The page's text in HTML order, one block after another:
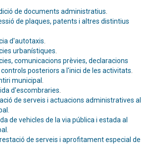
de documents administratius
de plaques, patents i altres distintius
d'autotaxis
urbanístiques
comunicacions prèvies, declaracions
posteriors a l'inici de les activitats
municipal
d'escombraries
de serveis i actuacions administratives al
de vehicles de la via pública i estada al
de serveis i aprofitament especial de